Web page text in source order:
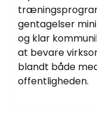
gentagelser
og klar
at bevare
blandt både
offentligheden.